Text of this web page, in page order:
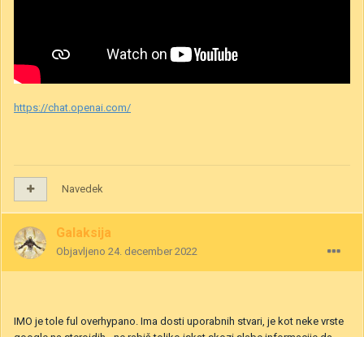
https://chat.openai.com/
Navedek
Galaksija
Objavljeno 24. december 2022
IMO je tole ful overhypano. Ima dosti uporabnih stvari, je kot neke vrste